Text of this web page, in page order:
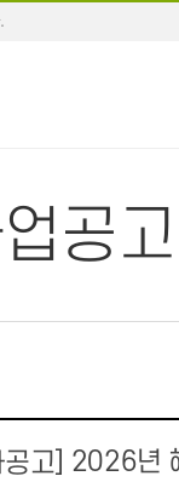
공고
고] 2026년